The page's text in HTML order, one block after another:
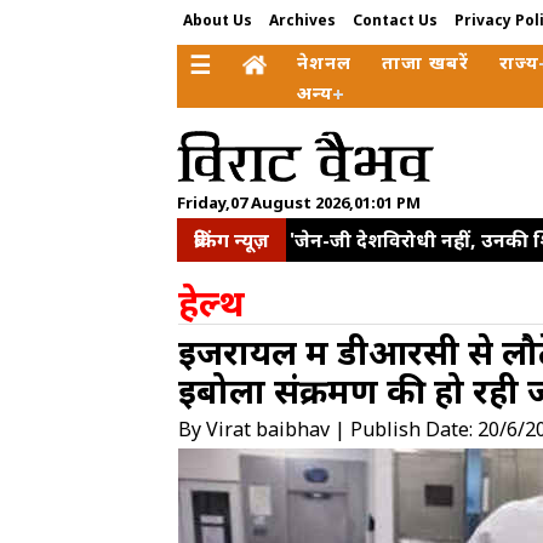
About Us Archives Contact Us Privacy
☰ नेशनल ताजा खबरें राज्य
अन्य
Friday,07 August 2026,01:01 PM
ब्रेकिंग न्यूज़ 'जेन-जी देशविरोधी नहीं, उनकी
छत्रपति संभाजीनगर। कॉकरोच
इलाकों का किया दौरा, समीक्षा
इलियट पार्क से हटाए गए 'व्यू-
बाहर दो युवाओं ने दिया धरना
हेल्थ
इजरायल में डीआरसी से
इबोला संक्रमण की हो रही
By Virat baibhav | Publish Date: 20/6/